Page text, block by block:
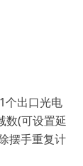
个出口光电
数(可设置延
摆手重复计